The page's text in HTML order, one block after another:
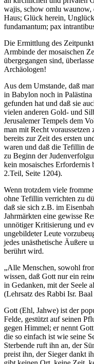
wajis, schow omlu waunow,
Haus; Glück herein,
fundamantum; pax
Die Ermittlung des
Armbinde der mosaischen
übergegangen sind,
Archäologen!
Aus dem Umstande, daß
in Babylon noch in
gefunden hat und daß sie
vielen anderen Gold- und
Jerusalemer Tempels dem
man mit Recht
bereits zur Zeit des ersten
waren und daß die Tefillin
zu Beginn der
kein mosaisches
2.Teil, Seite 1204).
Wenn trotzdem viele
ohne Tefillin verrichten zu
daß sie sich z.B. im
Jahrmärkten eine gewisse
unnötiger Kritisierung und
ungebildeter Leute
jedes unästhetische Äußere
berührt wird.
„Alle Menschen, sowohl
wissen, daß Gott nur ein
in Gedanken, mit der Seele
(Lehrsatz des Rabbi Isr.
Gott (Ehl, Jahwe) ist der
Felde, gestützt auf seinen
gegen Himmel; er nennt
die so einfach ist wie seine
Sterbende ruft ihn an, der
preist ihn, der Sieger dankt